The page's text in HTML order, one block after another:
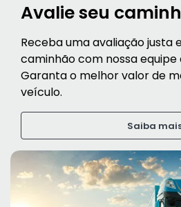
Avalie seu
Receba uma avaliação justa
caminhão com nossa equipe
Garanta o melhor valor de
veículo.
Saiba